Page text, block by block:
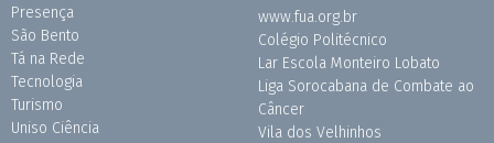
Presença
São Bento
Tá na Rede
Tecnologia
Turismo
Uniso Ciência
www.fua.org.br
Colégio Politécnico
Lar Escola Monteiro Lobato
Liga Sorocabana de Combate ao
Câncer
Vila dos Velhinhos